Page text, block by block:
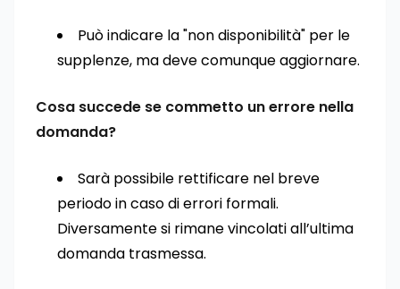
Può indicare la "non disponibilità" per le
supplenze, ma deve comunque aggiornare.
Cosa succede se commetto un errore nella
domanda?
Sarà possibile rettificare nel breve
periodo in caso di errori formali.
Diversamente si rimane vincolati all’ultima
domanda trasmessa.